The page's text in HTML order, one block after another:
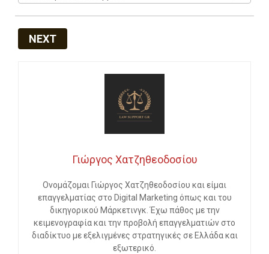
NEXT
Γιώργος Χατζηθεοδοσίου
Ονομάζομαι Γιώργος Χατζηθεοδοσίου και είμαι
επαγγελματίας στο Digital Marketing όπως και του
δικηγορικού Μάρκετινγκ. Έχω πάθος με την
κειμενογραφία και την προβολή επαγγελματιών στο
διαδίκτυο με εξελιγμένες στρατηγικές σε Ελλάδα και
εξωτερικό.